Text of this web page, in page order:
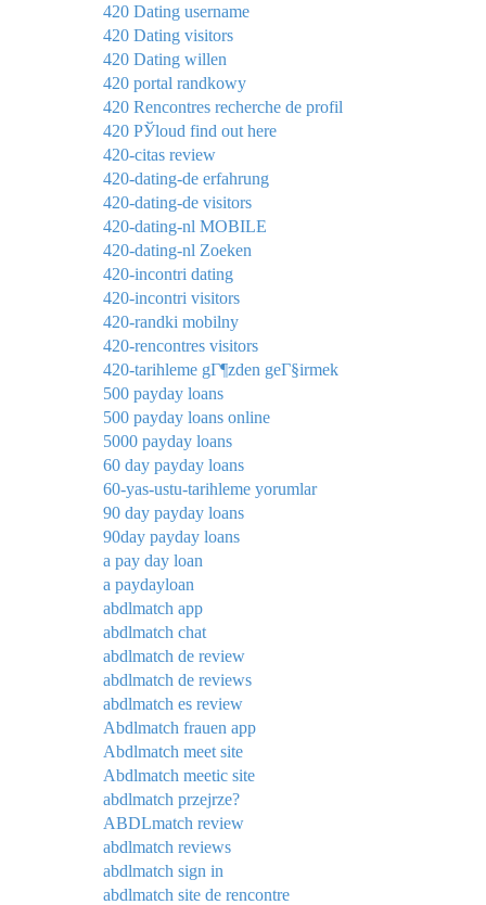
420 Dating username
420 Dating visitors
420 Dating willen
420 portal randkowy
420 Rencontres recherche de profil
420 РЎloud find out here
420-citas review
420-dating-de erfahrung
420-dating-de visitors
420-dating-nl MOBILE
420-dating-nl Zoeken
420-incontri dating
420-incontri visitors
420-randki mobilny
420-rencontres visitors
420-tarihleme gГ¶zden geГ§irmek
500 payday loans
500 payday loans online
5000 payday loans
60 day payday loans
60-yas-ustu-tarihleme yorumlar
90 day payday loans
90day payday loans
a pay day loan
a paydayloan
abdlmatch app
abdlmatch chat
abdlmatch de review
abdlmatch de reviews
abdlmatch es review
Abdlmatch frauen app
Abdlmatch meet site
Abdlmatch meetic site
abdlmatch przejrze?
ABDLmatch review
abdlmatch reviews
abdlmatch sign in
abdlmatch site de rencontre